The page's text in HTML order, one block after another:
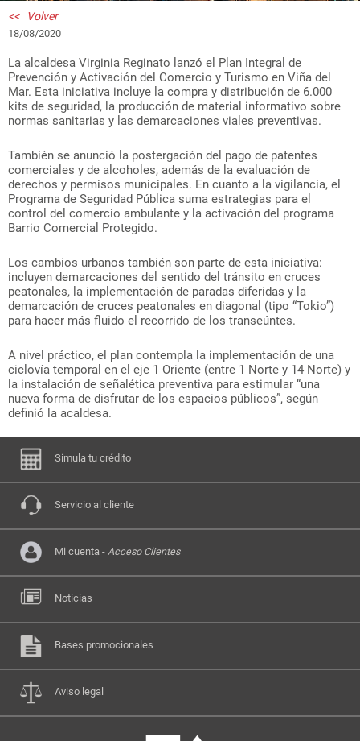
<< Volver
18/08/2020
La alcaldesa Virginia Reginato lanzó el Plan Integral de
Prevención y Activación del Comercio y Turismo en Viña del
Mar. Esta iniciativa incluye la compra y distribución de 6.000
kits de seguridad, la producción de material informativo sobre
normas sanitarias y las demarcaciones viales preventivas.
También se anunció la postergación del pago de patentes
comerciales y de alcoholes, además de la evaluación de
derechos y permisos municipales. En cuanto a la vigilancia, el
Programa de Seguridad Pública suma estrategias para el
control del comercio ambulante y la activación del programa
Barrio Comercial Protegido.
Los cambios urbanos también son parte de esta iniciativa:
incluyen demarcaciones del sentido del tránsito en cruces
peatonales, la implementación de paradas diferidas y la
demarcación de cruces peatonales en diagonal (tipo “Tokio”)
para hacer más fluido el recorrido de los transeúntes.
A nivel práctico, el plan contempla la implementación de una
ciclovía temporal en el eje 1 Oriente (entre 1 Norte y 14 Norte) y
la instalación de señalética preventiva para estimular “una
nueva forma de disfrutar de los espacios públicos”, según
definió la acaldesa.
Simula tu crédito
Servicio al cliente
Mi cuenta - Acceso Clientes
Noticias
Bases promocionales
Aviso legal